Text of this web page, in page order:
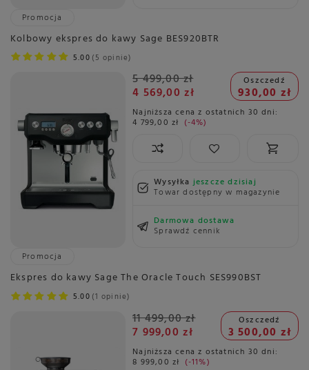
Promocja
Kolbowy ekspres do kawy Sage BES920BTR
5.00 5 opinie
5 499,00 zł
4 569,00 zł
Oszczedź
930,00 zł
Najniższa cena z ostatnich 30 dni:
4 799,00 zł -4%
Wysyłkajeszcze dzisiaj
Towar dostępny w magazynie
Darmowa dostawa
Sprawdź cennik
Promocja
Ekspres do kawy Sage The Oracle Touch SES990BST
5.00 1 opinie
11 499,00 zł
7 999,00 zł
Oszczedź
3 500,00 zł
Najniższa cena z ostatnich 30 dni:
8 999,00 zł -11%